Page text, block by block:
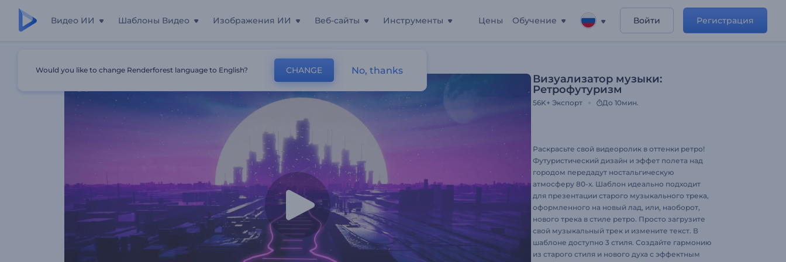
Видео ИИ Шаблоны Видео Изображения ИИ Веб-сайты Инструменты Цены Обучение Войти Регистрация
Визуализатор Музыки: Ретрофутуризм
Визуализатор музыки:
Ретрофутуризм
56K+ Экспорт До 10мин.
Раскрасьте свой видеоролик в оттенки ретро!
Футуристический дизайн и эффет полета над
городом передадут ностальгическую
атмосферу 80-х. Шаблон идеально подходит
для презентации старого музыкального трека,
оформленного на новый лад, или, наоборот,
нового трека в стиле ретро. Просто загрузите
свой музыкальный трек и измените текст. В
шаблоне доступно 3 стиля. Создайте гармонию
из старого стиля и нового духа с эффектным
Would you like to change Renderforest language to English? CHANGE No, thanks